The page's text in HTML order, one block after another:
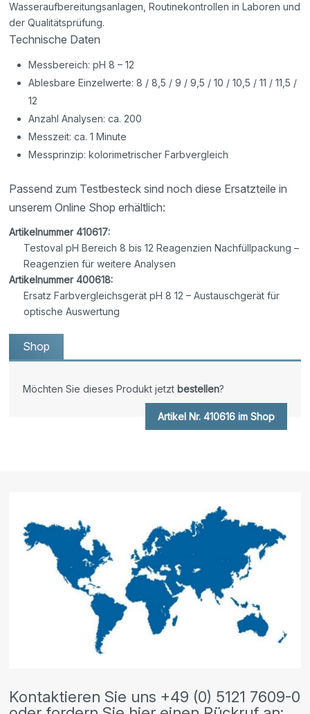
Wasseraufbereitungsanlagen, Routinekontrollen in Laboren und
der Qualitätsprüfung.
Technische Daten
Messbereich: pH 8 – 12
Ablesbare Einzelwerte: 8 / 8,5 / 9 / 9,5 / 10 / 10,5 / 11 / 11,5 /
12
Anzahl Analysen: ca. 200
Messzeit: ca. 1 Minute
Messprinzip: kolorimetrischer Farbvergleich
Passend zum Testbesteck sind noch diese Ersatzteile in
unserem Online Shop erhältlich:
Artikelnummer 410617:
Testoval pH Bereich 8 bis 12 Reagenzien Nachfüllpackung –
Reagenzien für weitere Analysen
Artikelnummer 400618:
Ersatz Farbvergleichsgerät pH 8 12 – Austauschgerät für
optische Auswertung
Shop
Möchten Sie dieses Produkt jetzt bestellen?
Artikel Nr. 410616 im Shop
Kontaktieren Sie uns +49 (0) 5121 7609-0